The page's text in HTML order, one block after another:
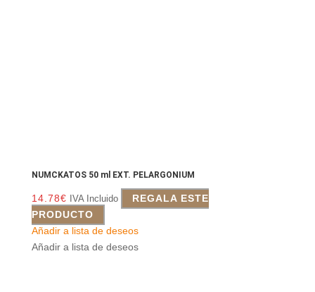
NUMCKATOS 50 ml EXT. PELARGONIUM
14.78€ IVA Incluido
REGALA ESTE
PRODUCTO
Añadir a lista de deseos
Añadir a lista de deseos